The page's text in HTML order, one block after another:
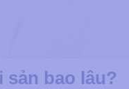
sản bao lâu?